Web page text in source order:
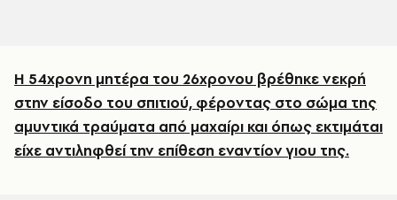
Η 54χρονη μητέρα του 26χρονου βρέθηκε νεκρή
στην είσοδο του σπιτιού, φέροντας στο σώμα της
αμυντικά τραύματα από μαχαίρι και όπως εκτιμάται
είχε αντιληφθεί την επίθεση εναντίον γιου της.